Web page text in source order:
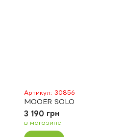
Артикул: 30856
MOOER SOLO
3 190 грн
в магазине